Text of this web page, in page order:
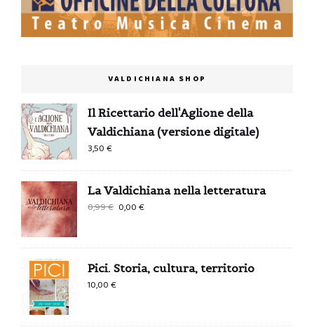
VALDICHIANA SHOP
Il Ricettario dell'Aglione della
Valdichiana (versione digitale)
3,50€
La Valdichiana nella letteratura
0,99€
era:
0,99 €.
0,00€
è:
0,00 €.
Pici. Storia, cultura, territorio
10,00€